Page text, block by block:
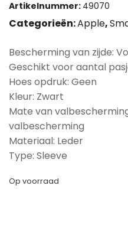
Artikelnummer: 49070
Categorieën:Apple,
Bescherming van zijde:
Geschikt voor aantal
Hoes opdruk: Geen
Kleur: Zwart
Mate van
valbescherming
Materiaal: Leder
Type: Sleeve
Op voorraad